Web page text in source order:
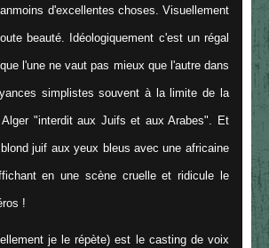
d'excellentes choses. Visuellement
beauté. Idéologiquement c'est un régal
l'une ne vaut pas mieux que l'autre dans
simplistes souvent à la limite de la
"interdit aux Juifs et aux Arabes". Et
juif aux yeux bleus avec une africaine
en une scène cruelle et ridicule le
!
je le répète) est le casting de voix